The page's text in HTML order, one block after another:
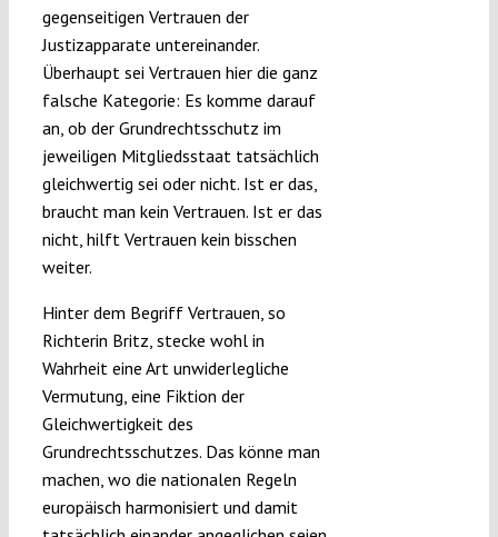
gegenseitigen Vertrauen der
Justizapparate untereinander.
Überhaupt sei Vertrauen hier die ganz
falsche Kategorie: Es komme darauf
an, ob der Grundrechtsschutz im
jeweiligen Mitgliedsstaat tatsächlich
gleichwertig sei oder nicht. Ist er das,
braucht man kein Vertrauen. Ist er das
nicht, hilft Vertrauen kein bisschen
weiter.
Hinter dem Begriff Vertrauen, so
Richterin Britz, stecke wohl in
Wahrheit eine Art unwiderlegliche
Vermutung, eine Fiktion der
Gleichwertigkeit des
Grundrechtsschutzes. Das könne man
machen, wo die nationalen Regeln
europäisch harmonisiert und damit